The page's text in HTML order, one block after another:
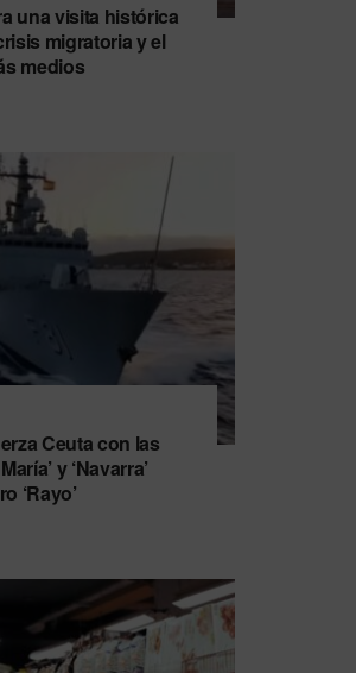
una visita histórica
migratoria y el
medios
Ceuta con las
y ‘Navarra’
‘Rayo’